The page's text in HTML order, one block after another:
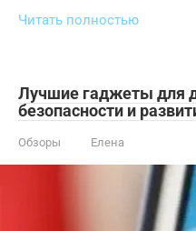
Читать полностью
Лучшие гаджеты для
безопасности и
Обзоры Елена